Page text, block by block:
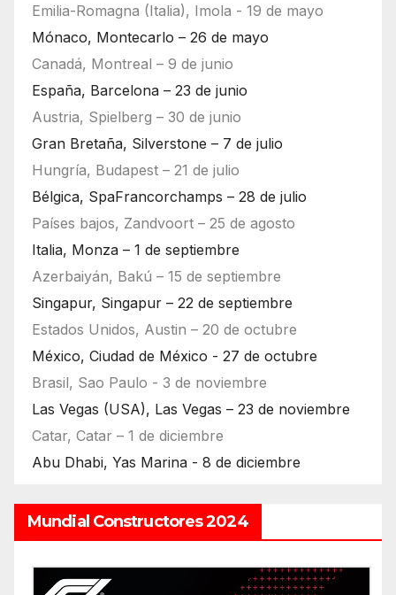
Emilia-Romagna (Italia), Imola - 19 de mayo
Mónaco, Montecarlo – 26 de mayo
Canadá, Montreal – 9 de junio
España, Barcelona – 23 de junio
Austria, Spielberg – 30 de junio
Gran Bretaña, Silverstone – 7 de julio
Hungría, Budapest – 21 de julio
Bélgica, SpaFrancorchamps – 28 de julio
Países bajos, Zandvoort – 25 de agosto
Italia, Monza – 1 de septiembre
Azerbaiyán, Bakú – 15 de septiembre
Singapur, Singapur – 22 de septiembre
Estados Unidos, Austin – 20 de octubre
México, Ciudad de México - 27 de octubre
Brasil, Sao Paulo - 3 de noviembre
Las Vegas (USA), Las Vegas – 23 de noviembre
Catar, Catar – 1 de diciembre
Abu Dhabi, Yas Marina - 8 de diciembre
Mundial Constructores 2024